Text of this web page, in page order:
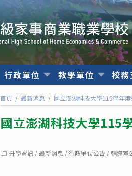
行政單位 教學單位 校
首頁 / 最新消息 / 國立澎湖科技大學115學年
國立澎湖科技大學115
Post升學資訊 / 最新消息 / 行政單位公告 / 輔導室